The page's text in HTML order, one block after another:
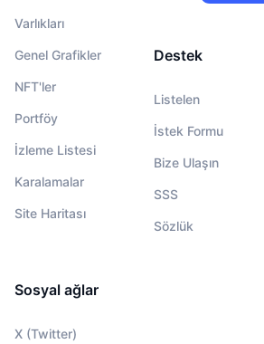
Varlıkları
Genel Grafikler
NFT'ler
Portföy
İzleme Listesi
Karalamalar
Site Haritası
Destek
Listelen
İstek Formu
Bize Ulaşın
SSS
Sözlük
Sosyal ağlar
X (Twitter)